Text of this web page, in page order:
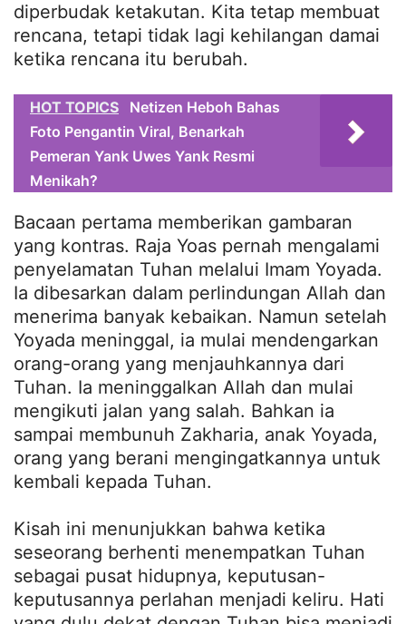
diperbudak ketakutan. Kita tetap membuat
rencana, tetapi tidak lagi kehilangan damai
ketika rencana itu berubah.
HOT TOPICS
Netizen Heboh Bahas
Foto Pengantin Viral, Benarkah
Pemeran Yank Uwes Yank Resmi
Menikah?
Bacaan pertama memberikan gambaran
yang kontras. Raja Yoas pernah mengalami
penyelamatan Tuhan melalui Imam Yoyada.
Ia dibesarkan dalam perlindungan Allah dan
menerima banyak kebaikan. Namun setelah
Yoyada meninggal, ia mulai mendengarkan
orang-orang yang menjauhkannya dari
Tuhan. Ia meninggalkan Allah dan mulai
mengikuti jalan yang salah. Bahkan ia
sampai membunuh Zakharia, anak Yoyada,
orang yang berani mengingatkannya untuk
kembali kepada Tuhan.
Kisah ini menunjukkan bahwa ketika
seseorang berhenti menempatkan Tuhan
sebagai pusat hidupnya, keputusan-
keputusannya perlahan menjadi keliru. Hati